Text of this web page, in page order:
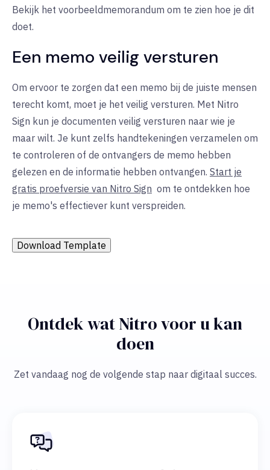
Bekijk het voorbeeldmemorandum om te zien hoe je dit
doet.
Een memo veilig versturen
Om ervoor te zorgen dat een memo bij de juiste mensen
terecht komt, moet je het veilig versturen. Met Nitro
Sign kun je documenten veilig versturen naar wie je
maar wilt. Je kunt zelfs handtekeningen verzamelen om
te controleren of de ontvangers de memo hebben
gelezen en de informatie hebben ontvangen. Start je
gratis proefversie van Nitro Sign om te ontdekken hoe
je memo's effectiever kunt verspreiden.
Download Template
Ontdek wat Nitro voor u kan
doen
Zet vandaag nog de volgende stap naar digitaal succes.